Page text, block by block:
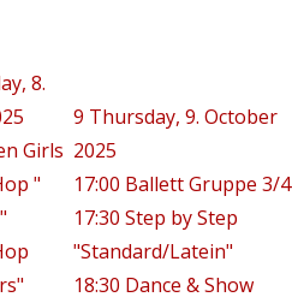
8.
Girls
"
9 Thursday, 9. October
2025
17:00 Ballett Gruppe 3/4
17:30 Step by Step
"Standard/Latein"
18:30 Dance & Show